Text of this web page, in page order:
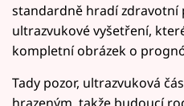
standardně hradí zdravotní
ultrazvukové vyšetření,
kompletní obrázek o
Tady pozor, ultrazvuková